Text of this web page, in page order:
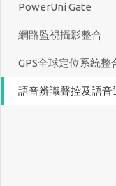
PowerUni Gate
網路監視攝影整合
GPS全球定位系統整
語音辨識聲控及語音